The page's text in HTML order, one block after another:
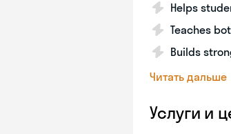
Helps
Teaches
Builds
Читать дальше
Услуги и